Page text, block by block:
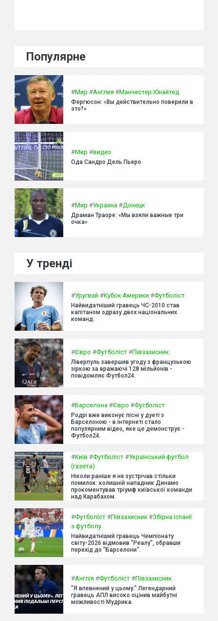
Популярне
#Мир #Англия #Манчестер Юнайтед
Фергюсон: «Вы действительно поверили в
это?»
#Мир #видео
Ода Сандро Дель Пьеро
#Мир #Украина #Донецк
Драман Траоре: «Мы взяли важные три
очка»
У тренді
#Уругвай #Кубок Америки #Футболіст
Найвидатніший гравець ЧС-2010 став
капітаном одразу двох національних
команд.
#Євро #Футболіст #Півзахисник
Ліверпуль завершив угоду з французькою
зіркою за вражаючі 128 мільйонів -
повідомляє Футбол24.
#Барселона #Євро #Футболіст
Родрі вже виконує пісні у дуеті з
Барселоною - в інтернеті стало
популярним відео, яке це демонструє -
Футбол24.
#Київ #Футболіст #Український футбол
(газета)
Ніколи раніше я не зустрічав стільки
помилок: колишній нападник Динамо
прокоментував тріумф київської команди
над Карабахом.
#Футболіст #Півзахисник #Збірна Іспанії
з футболу
Найвидатніший гравець Чемпіонату
світу-2026 відмовив "Реалу", обравши
перехід до "Барселони".
#Англія #Футболіст #Півзахисник
"Я впевнений у цьому." Легендарний
гравець АПЛ високо оцінив майбутні
можливості Мудрика.